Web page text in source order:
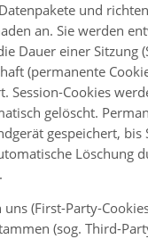
und
an. Sie werden
Dauer einer Sitzung
(permanente
Session-Cookies
gelöscht.
gespeichert, bis
Löschung
(First-Party-
(sog. Third-